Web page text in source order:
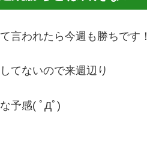
言われたら今週も勝ちです！
てないので来週辺り
予感( ﾟДﾟ)